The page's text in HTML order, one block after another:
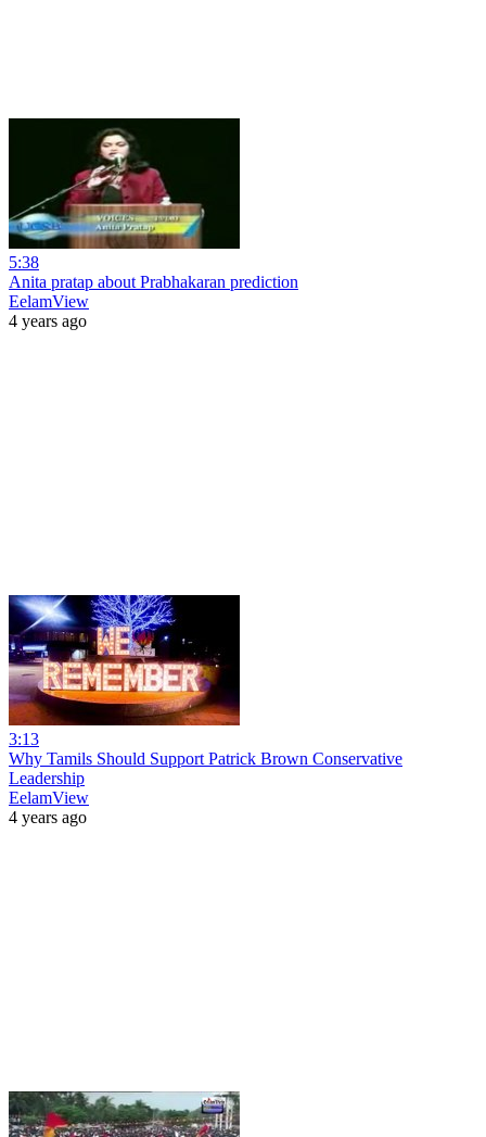
5:38
Anita pratap about Prabhakaran prediction
EelamView
4 years ago
3:13
Why Tamils Should Support Patrick Brown Conservative
Leadership
EelamView
4 years ago